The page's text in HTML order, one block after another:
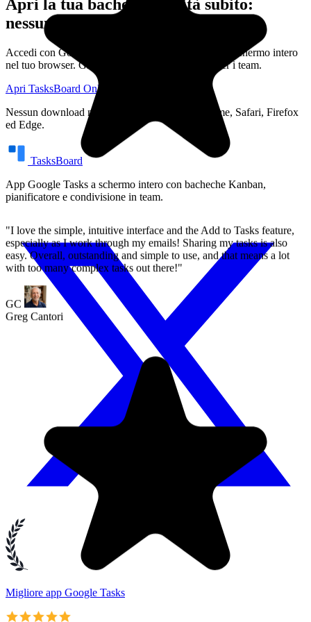
"I love the simple, intuitive interface and the Add to Tasks feature,
especially as I work through my emails! Sharing my tasks is also
easy. Overall, outstanding and simple to use, and that means a lot
with too many complex tasks out there!"
GC
Greg Cantori
Apri la tua bacheca attività subito:
nessuna installazione richiesta
Accedi con Google e ottieni una bacheca Kanban a schermo intero
nel tuo browser. Gratuito per i singoli, premium per i team.
Apri TasksBoard Online
Nessun download necessario. Funziona su Chrome, Safari, Firefox
ed Edge.
TasksBoard
App Google Tasks a schermo intero con bacheche Kanban,
pianificatore e condivisione in team.
Migliore app Google Tasks